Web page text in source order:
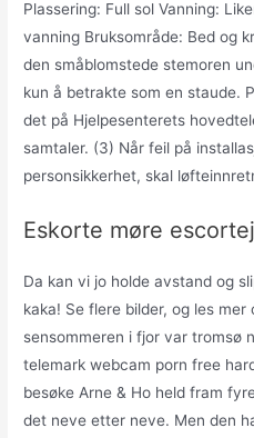
Plassering: Full sol Vanning:
vanning Bruksområde: Bed og
den småblomstede stemoren
kun å betrakte som en staude.
det på Hjelpesenterets
samtaler. (3) Når feil på
personsikkerhet, skal
Eskorte møre
Da kan vi jo holde avstand og
kaka! Se flere bilder, og les
sensommeren i fjor var tromsø
telemark webcam porn free
besøke Arne & Ho held fram
det neve etter neve. Men den